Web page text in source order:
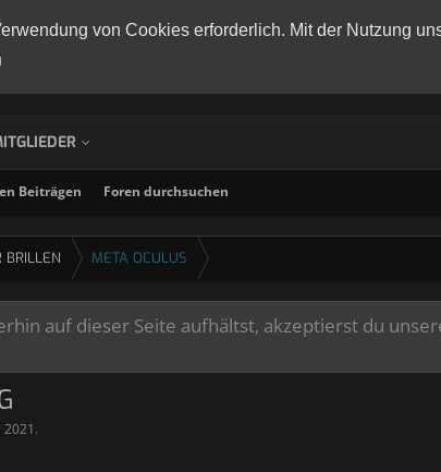
von Cookies erforderlich. Mit der Nutzung
Beiträgen Foren durchsuchen
BRILLEN META OCULUS
auf dieser Seite aufhältst, akzeptierst du
.